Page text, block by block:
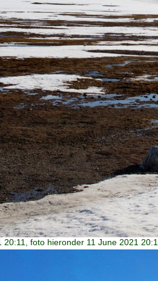
20:11, foto hieronder 11 June 2021